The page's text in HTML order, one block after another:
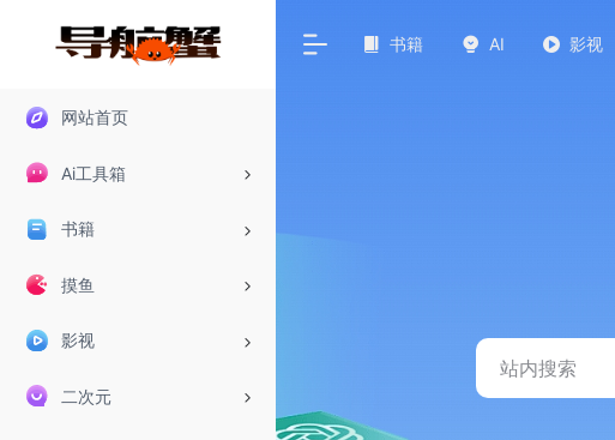
网站首页
Ai工具箱
书籍
摸鱼
影视
二次元
书籍 AI 影视